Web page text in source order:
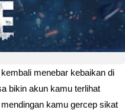
menebar kebaikan di
bikin akun kamu terlihat
kamu gercep sikat